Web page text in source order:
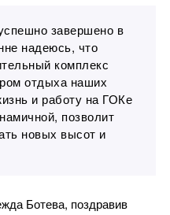
завершено в
надеюсь, что
комплекс
отдыха наших
и работу на ГОКе
позволит
новых высот и
Ботева, поздравив